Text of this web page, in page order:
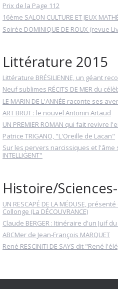
Prix de la Page 112
16ème SALON CULTURE ET JEUX
Soirée DOMINIQUE DE ROUX (revue
Littérature 2015
Littérature BRÉSILIENNE, un géant
Neuf sublimes RÉCITS DE MER du
LE MARIN DE L'ANNÉE raconte ses
ART BRUT : le nouvel Antonin Artaud
UN PREMIER ROMAN qui fait revivre
Patrice TRIGANO, "L'Oreille de Lacan"
Sur les pervers narcissiques et l'âme
INTELLIGENT"
Histoire/
UN RESCAPÉ DE LA MÉDUSE,
Collonge (La DÉCOUVRANCE)
Claude BERGER : Itinéraire d'un Juif
ABCMer de Jean-François MARQUET
René RESCINITI DE SAYS dit "René